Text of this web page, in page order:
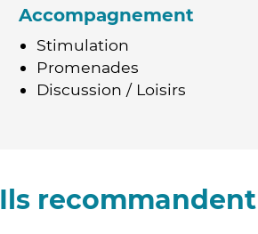
Accompagnement
Stimulation
Promenades
Discussion / Loisirs
Ils